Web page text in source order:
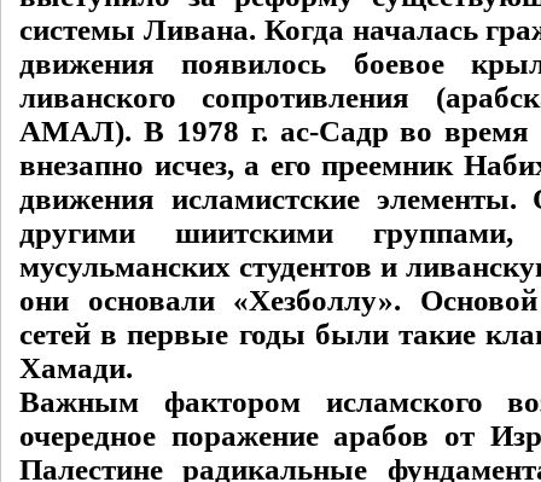
системы Ливана. Когда началась
движения появилось боевое
ливанского сопротивления
АМАЛ). В 1978 г. ас-Садр во время
внезапно исчез, а его преемник
движения исламистские элементы.
другими шиитскими
мусульманских студентов и
они основали «Хезболлу».
сетей в первые годы были такие
Хамади.
Важным фактором исламского
очередное поражение арабов от
Палестине радикальные